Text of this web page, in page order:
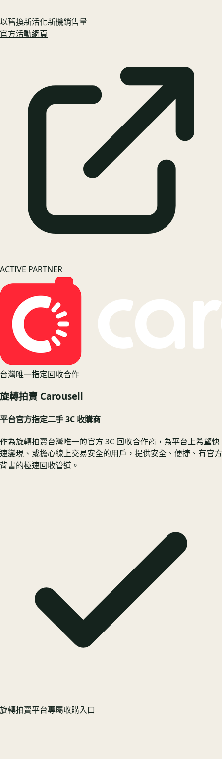
以舊換新活化新機銷售量
官方活動網頁
ACTIVE PARTNER
台灣唯一指定回收合作
旋轉拍賣 Carousell
平台官方指定二手 3C 收購商
作為旋轉拍賣台灣唯一的官方 3C 回收合作商，為平台上希望快
速變現、或擔心線上交易安全的用戶，提供安全、便捷、有官方
背書的極速回收管道。
旋轉拍賣平台專屬收購入口